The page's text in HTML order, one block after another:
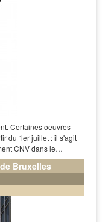
Certaines oeuvres
du 1er juillet : il s'agit
CNV dans le…
Bruxelles